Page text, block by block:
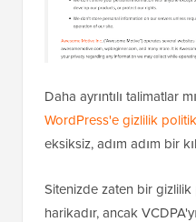
Daha ayrıntılı talimatlar
WordPress'e gizlilik
eksiksiz, adım adım bir
Sitenizde zaten bir gizlilik
harikadır, ancak